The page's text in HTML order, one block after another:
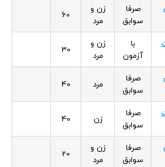
صرفا
سوابق
زن و
مرد
60
با
آزمون
زن و
مرد
30
صرفا
سوابق
مرد 40
صرفا
سوابق
زن 40
صرفا
سوابق
زن و
مرد
20